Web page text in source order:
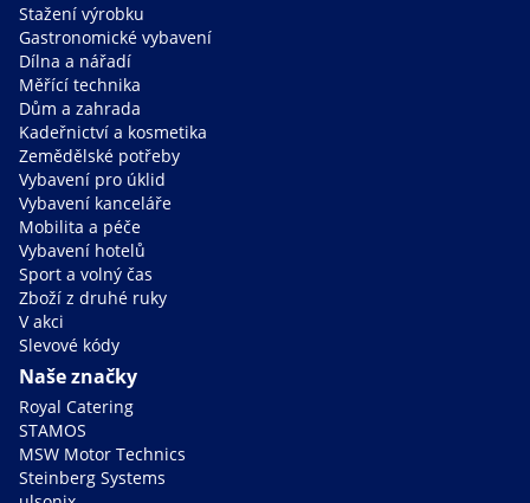
Stažení výrobku
Gastronomické vybavení
Dílna a nářadí
Měřící technika
Dům a zahrada
Kadeřnictví a kosmetika
Zemědělské potřeby
Vybavení pro úklid
Vybavení kanceláře
Mobilita a péče
Vybavení hotelů
Sport a volný čas
Zboží z druhé ruky
V akci
Slevové kódy
Naše značky
Royal Catering
STAMOS
MSW Motor Technics
Steinberg Systems